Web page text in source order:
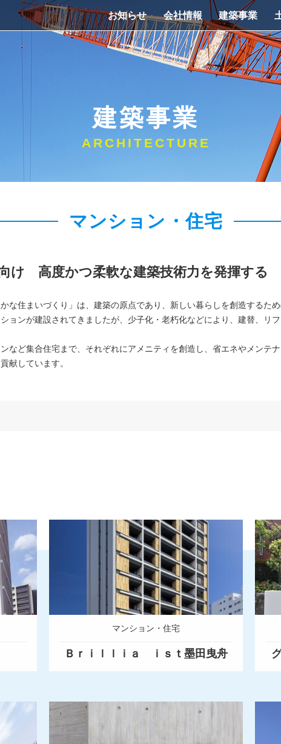
お知らせ 会社情報 建築事業
建築事業
ARCHITECTURE
マンション・住宅
け 高度かつ柔軟な建築技術力を発揮する
な住まいづくり」は、建築の原点であり、新しい暮らしを創造するため
ョンが建設されてきましたが、少子化・老朽化などにより、建替、リ
など集合住宅まで、それぞれにアメニティを創造し、省エネやメンテ
献しています。
マンション・住宅
Ｂｒｉｌｌｉａ ｉｓｔ墨田曳舟